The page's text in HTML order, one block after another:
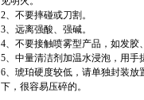
2、不要摔碰或刀割。
3、远离强酸、强碱。
4、不要接触喷雾型产品，如发胶
5、中量清洁剂加温水浸泡，用手
6、琥珀硬度较低，请单独封装
下，很容易压碎的。